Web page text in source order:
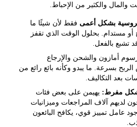
والكثير من الإحباط.
بشكل أعمىفقط لأن شيئًا ما
بحلول الوقت الذي تقفز
والشحن والإرجاع
ما يبدو وكأنه بائع رائع من
يهيمن على بعض فئات
آلاف المراجعات وميزانيات
تمييز قوي، يكافح البائعون